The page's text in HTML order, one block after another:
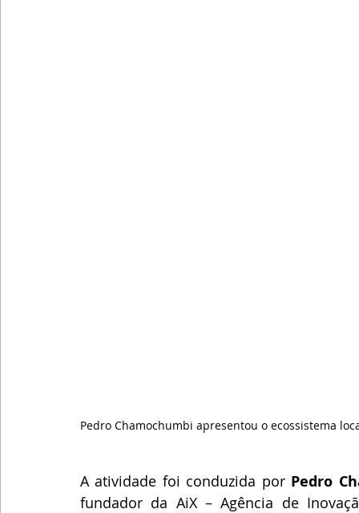
Pedro Chamochumbi apresentou o ecossistema
A atividade foi conduzida por Pedro
fundador da AiX – Agência de